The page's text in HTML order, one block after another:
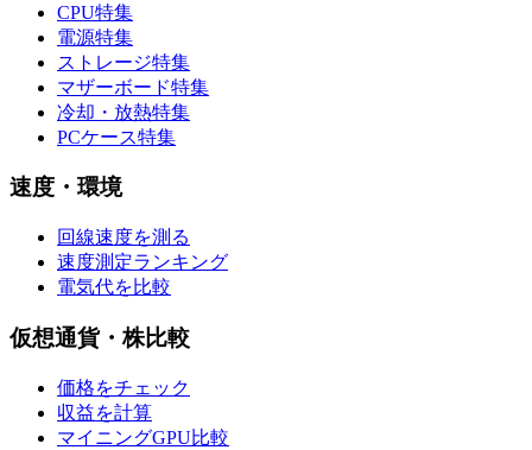
CPU特集
電源特集
ストレージ特集
マザーボード特集
冷却・放熱特集
PCケース特集
速度・環境
回線速度を測る
速度測定ランキング
電気代を比較
仮想通貨・株比較
価格をチェック
収益を計算
マイニングGPU比較